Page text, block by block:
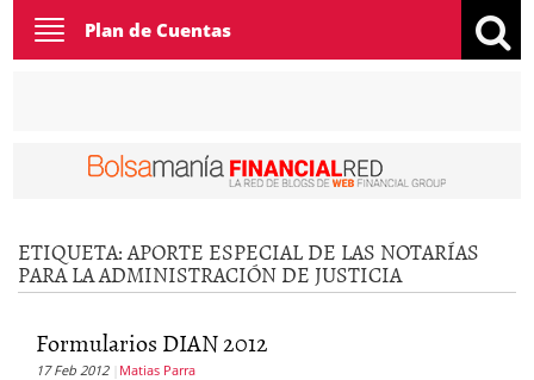
Toggle
navigation
Plan de Cuentas
ETIQUETA:APORTE ESPECIAL DE LAS NOTARÍAS
PARA LA ADMINISTRACIÓN DE JUSTICIA
Formularios DIAN 2012
17 Feb 2012 Matias Parra